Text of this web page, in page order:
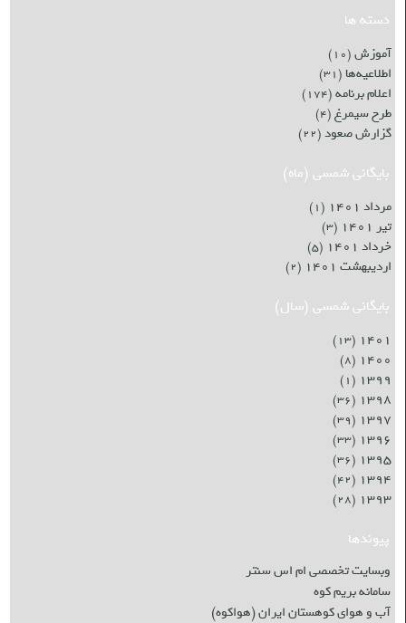
دسته ها
آموزش(۱۰)
اطلاعیه‌ها(۳۱)
اعلام برنامه(۱۷۴)
طرح سیمرغ(۴)
گزارش صعود(۲۲)
بایگانی شمسی (ماه)
مرداد ۱۴۰۱ (۱)
تیر ۱۴۰۱ (۳)
خرداد ۱۴۰۱ (۵)
اردیبهشت ۱۴۰۱ (۲)
بایگانی شمسی (سال)
۱۴۰۱ (۱۳)
۱۴۰۰ (۸)
۱۳۹۹ (۱)
۱۳۹۸ (۳۶)
۱۳۹۷ (۳۹)
۱۳۹۶ (۳۳)
۱۳۹۵ (۳۶)
۱۳۹۴ (۴۲)
۱۳۹۳ (۲۸)
پیوندها
وبسایت تخصصی ام اس سنتر
سامانه بریم کوه
آب و هوای کوهستان ایران (هواکوه)